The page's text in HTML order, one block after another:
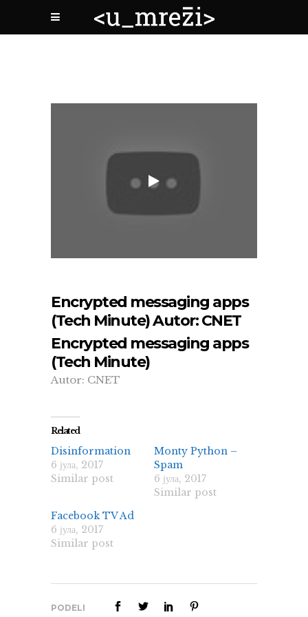
Encrypted messaging apps
(Tech Minute) Autor: CNET
Encrypted messaging apps
(Tech Minute)
Autor: CNET
Related
Disinformation
6 јула, 2017
Similar post
Monty Python –
Spam
6 јула, 2017
Similar post
Facebook TV Ad
6 јула, 2017
Similar post
PODELI